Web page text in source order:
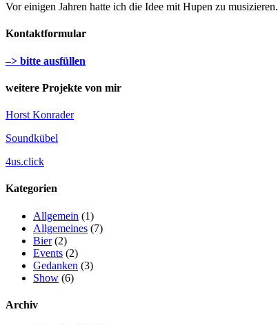
Vor einigen Jahren hatte ich die Idee mit Hupen zu musizieren.
Kontaktformular
–> bitte ausfüllen
weitere Projekte von mir
Horst Konrader
Soundkübel
4us.click
Kategorien
Allgemein (1)
Allgemeines (7)
Bier(2)
Events (2)
Gedanken (3)
Show (6)
Archiv